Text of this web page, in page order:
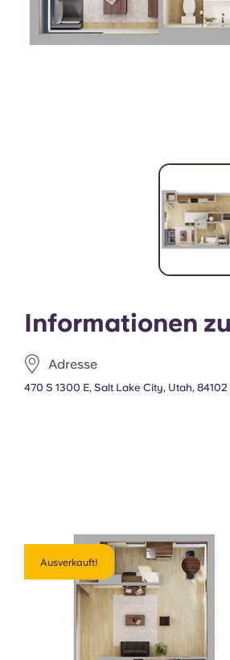
Informationen
Adresse
470 S 1300 E, Salt Lake City, Utah, 84102
Ausverkauft!